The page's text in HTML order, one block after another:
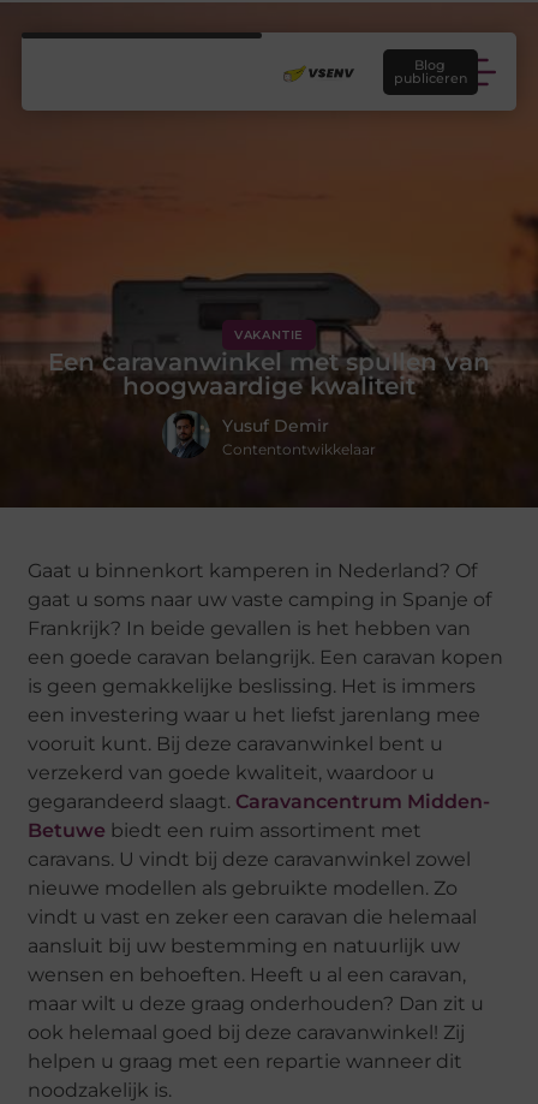
Blog
publiceren
VAKANTIE
Een caravanwinkel met spullen van
hoogwaardige kwaliteit
Yusuf Demir
Contentontwikkelaar
Gaat u binnenkort kamperen in Nederland? Of
gaat u soms naar uw vaste camping in Spanje of
Frankrijk? In beide gevallen is het hebben van
een goede caravan belangrijk. Een caravan kopen
is geen gemakkelijke beslissing. Het is immers
een investering waar u het liefst jarenlang mee
vooruit kunt. Bij deze caravanwinkel bent u
verzekerd van goede kwaliteit, waardoor u
gegarandeerd slaagt. Caravancentrum Midden-
Betuwe biedt een ruim assortiment met
caravans. U vindt bij deze caravanwinkel zowel
nieuwe modellen als gebruikte modellen. Zo
vindt u vast en zeker een caravan die helemaal
aansluit bij uw bestemming en natuurlijk uw
wensen en behoeften. Heeft u al een caravan,
maar wilt u deze graag onderhouden? Dan zit u
ook helemaal goed bij deze caravanwinkel! Zij
helpen u graag met een repartie wanneer dit
noodzakelijk is.